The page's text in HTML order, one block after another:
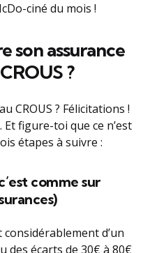
ciné du mois !
son assurance
?
CROUS ? Félicitations !
figure-toi que ce n’est
étapes à suivre :
comme sur
d’un
des écarts de 30€ à 80€